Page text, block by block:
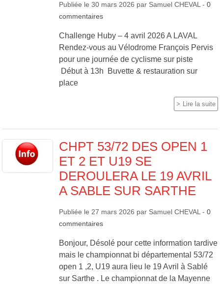
Publiée le 30 mars 2026 par Samuel CHEVAL - 0
commentaires
Challenge Huby – 4 avril 2026 A LAVAL
Rendez-vous au Vélodrome François Pervis
pour une journée de cyclisme sur piste
Début à 13h Buvette & restauration sur
place
Lire la suite
CHPT 53/72 DES OPEN 1
ET 2 ET U19 SE
DEROULERA LE 19 AVRIL
A SABLE SUR SARTHE
Publiée le 27 mars 2026 par Samuel CHEVAL - 0
commentaires
Bonjour, Désolé pour cette information tardive
mais le championnat bi départemental 53/72
open 1 ,2, U19 aura lieu le 19 Avril à Sablé
sur Sarthe . Le championnat de la Mayenne